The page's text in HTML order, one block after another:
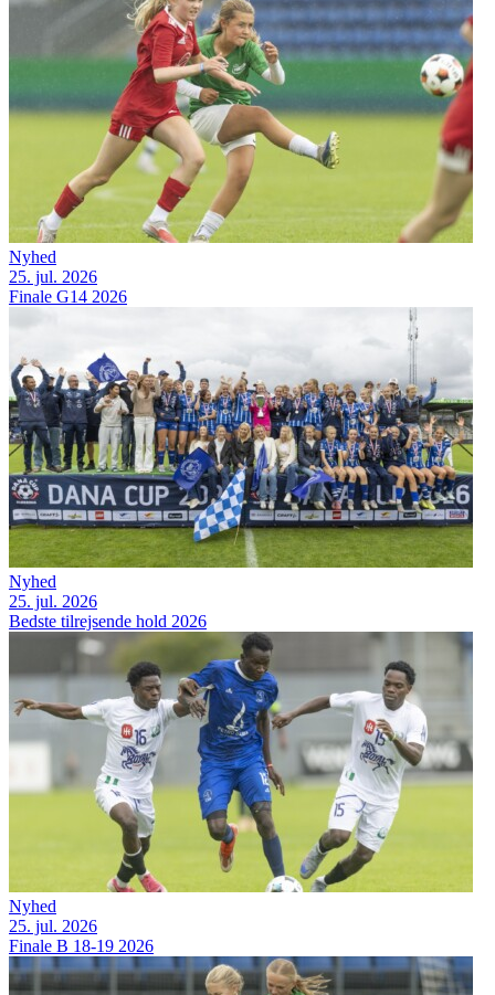
Nyhed
25. jul. 2026
Finale G14 2026
Nyhed
25. jul. 2026
Bedste tilrejsende hold 2026
Nyhed
25. jul. 2026
Finale B 18-19 2026